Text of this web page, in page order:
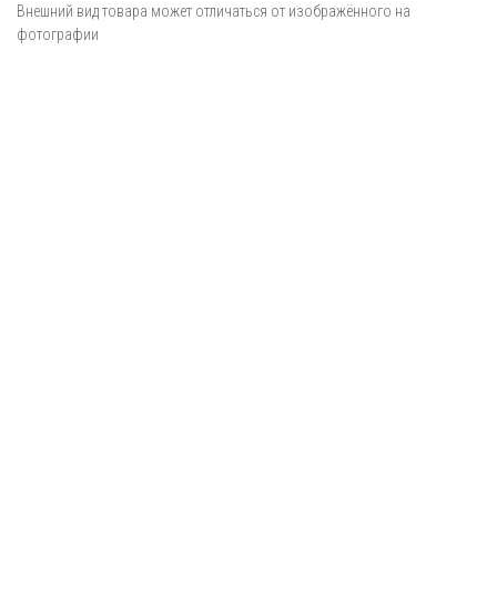
Внешний вид товара может отличаться от изображённого на
фотографии